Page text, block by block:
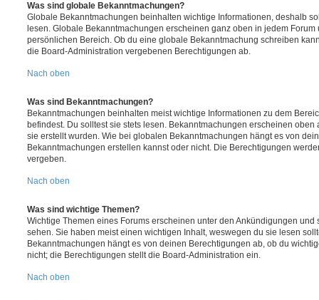
Was sind globale Bekanntmachungen?
Globale Bekanntmachungen beinhalten wichtige Informationen, deshalb
lesen. Globale Bekanntmachungen erscheinen ganz oben in jedem
persönlichen Bereich. Ob du eine globale Bekanntmachung schreiben
die Board-Administration vergebenen Berechtigungen ab.
Nach oben
Was sind Bekanntmachungen?
Bekanntmachungen beinhalten meist wichtige Informationen zu dem
befindest. Du solltest sie stets lesen. Bekanntmachungen erscheinen oben
sie erstellt wurden. Wie bei globalen Bekanntmachungen hängt es von
Bekanntmachungen erstellen kannst oder nicht. Die Berechtigungen
vergeben.
Nach oben
Was sind wichtige Themen?
Wichtige Themen eines Forums erscheinen unter den Ankündigungen und
sehen. Sie haben meist einen wichtigen Inhalt, weswegen du sie lesen
Bekanntmachungen hängt es von deinen Berechtigungen ab, ob du
nicht; die Berechtigungen stellt die Board-Administration ein.
Nach oben